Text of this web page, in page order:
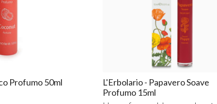
Profumo 50ml
L'Erbolario - Papavero Soave
Profumo 15ml